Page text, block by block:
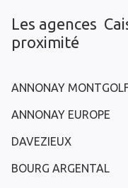
Les agences
proximité
ANNONAY
ANNONAY EUROPE
DAVEZIEUX
BOURG ARGENTAL